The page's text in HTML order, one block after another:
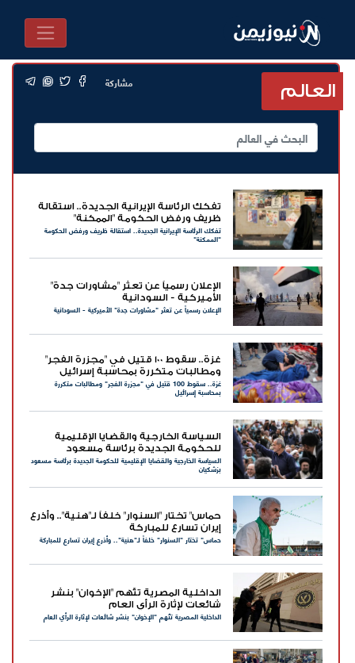
العالم مشاركة
تفكك الرئاسة الإيرانية الجديدة.. استقالة
ظريف ورفض الحكومة "الممكنة"
تفكك الرئاسة الإيرانية الجديدة.. استقالة ظريف ورفض الحكومة
"الممكنة"
الإعلان رسمياً عن تعثر "مشاورات جدة"
الأميركية - السودانية
الإعلان رسمياً عن تعثر "مشاورات جدة" الأميركية - السودانية
غزة.. سقوط 100 قتيل في "مجزرة الفجر"
ومطالبات متكررة بمحاسبة إسرائيل
غزة.. سقوط 100 قتيل في "مجزرة الفجر" ومطالبات متكررة
بمحاسبة إسرائيل
السياسة الخارجية والقضايا الإقليمية
للحكومة الجديدة برئاسة مسعود
بزشكيان
السياسة الخارجية والقضايا الإقليمية للحكومة الجديدة برئاسة مسعود
بزشكيان
حماس" تختار "السنوار" خلفاً لـ"هنية".. وأذرع
إيران تسارع للمباركة
حماس" تختار "السنوار" خلفاً لـ"هنية".. وأذرع إيران تسارع للمباركة
الداخلية المصرية تتّهم "الإخوان" بنشر
شائعات لإثارة الرأي العام
الداخلية المصرية تتّهم "الإخوان" بنشر شائعات لإثارة الرأي العام